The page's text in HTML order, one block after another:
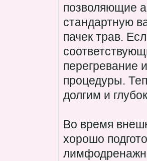
позволяющие
стандартную
пачек трав.
перегревание
процедуры.
долгим и
Во время
хорошо